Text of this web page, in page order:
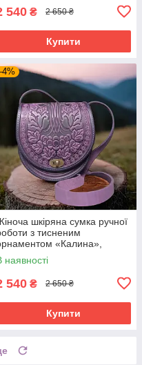
540 ₴ 2 650 ₴
Купити
шкіряна сумка ручної
з тисненим
«Калина»,
сумка з
шкіри, 20*21*8
наявності
540 ₴ 2 650 ₴
Купити